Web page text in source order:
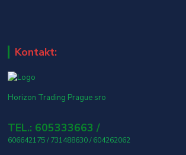
Kontakt:
Horizon Trading Prague sro
TEL.: 605333663 /
606642175 / 731488630 / 604262062